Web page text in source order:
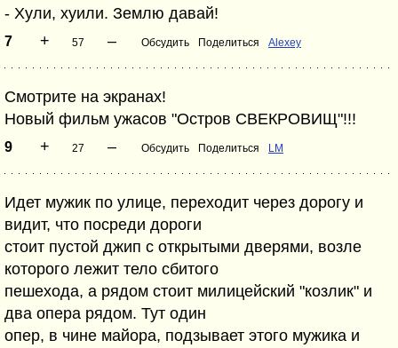
- Хули, хуили. Землю давай!
7 + 57 – Обсудить Поделиться Alexey
Смотрите на экранах!
Новый фильм ужасов "Остров СВЕКРОВИЩ"!!!
9 + 27 – Обсудить Поделиться LM
Идет мужик по улице, переходит через дорогу и
видит, что посреди дороги
стоит пустой джип с открытыми дверями, возле
которого лежит тело сбитого
пешехода, а рядом стоит милицейский "козлик" и
два опера рядом. Тут один
опер, в чине майора, подзывает этого мужика и